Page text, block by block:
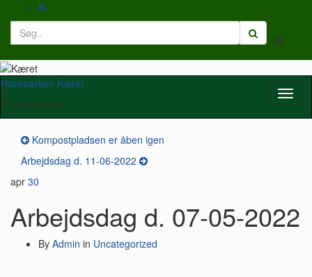
Toggle
Search
for:
Haveparken Kæret
Frederikshavn
Kompostpladsen er åben igen
Arbejdsdag d. 11-06-2022
apr 30
Arbejdsdag d. 07-05-2022
By Admin in Uncategorized